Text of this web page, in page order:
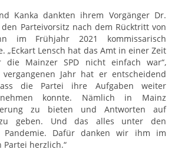
Kanka dankten ihrem Vorgänger Dr.
den Parteivorsitz nach dem Rücktritt von
im Frühjahr 2021 kommissarisch
„Eckart Lensch hat das Amt in einer Zeit
die Mainzer SPD nicht einfach war“,
Jahr hat er entscheidend
die Partei ihre Aufgaben weiter
konnte. Nämlich in Mainz
zu bieten und Antworten auf
geben. Und das alles unter den
Pandemie. Dafür danken wir ihm im
Partei herzlich.“